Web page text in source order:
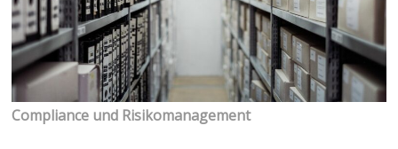
Compliance und Risikomanagement